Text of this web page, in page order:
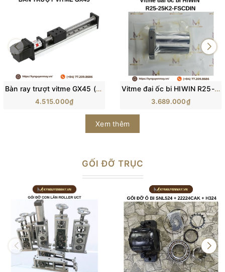
Bàn ray trượt vitme GX45 (SGX II)
4.515.000₫
Vitme đai ốc bi HIWIN R25-25K2-FSCDIN
3.689.000₫
Xem thêm
GỐI ĐỠ TRỤC